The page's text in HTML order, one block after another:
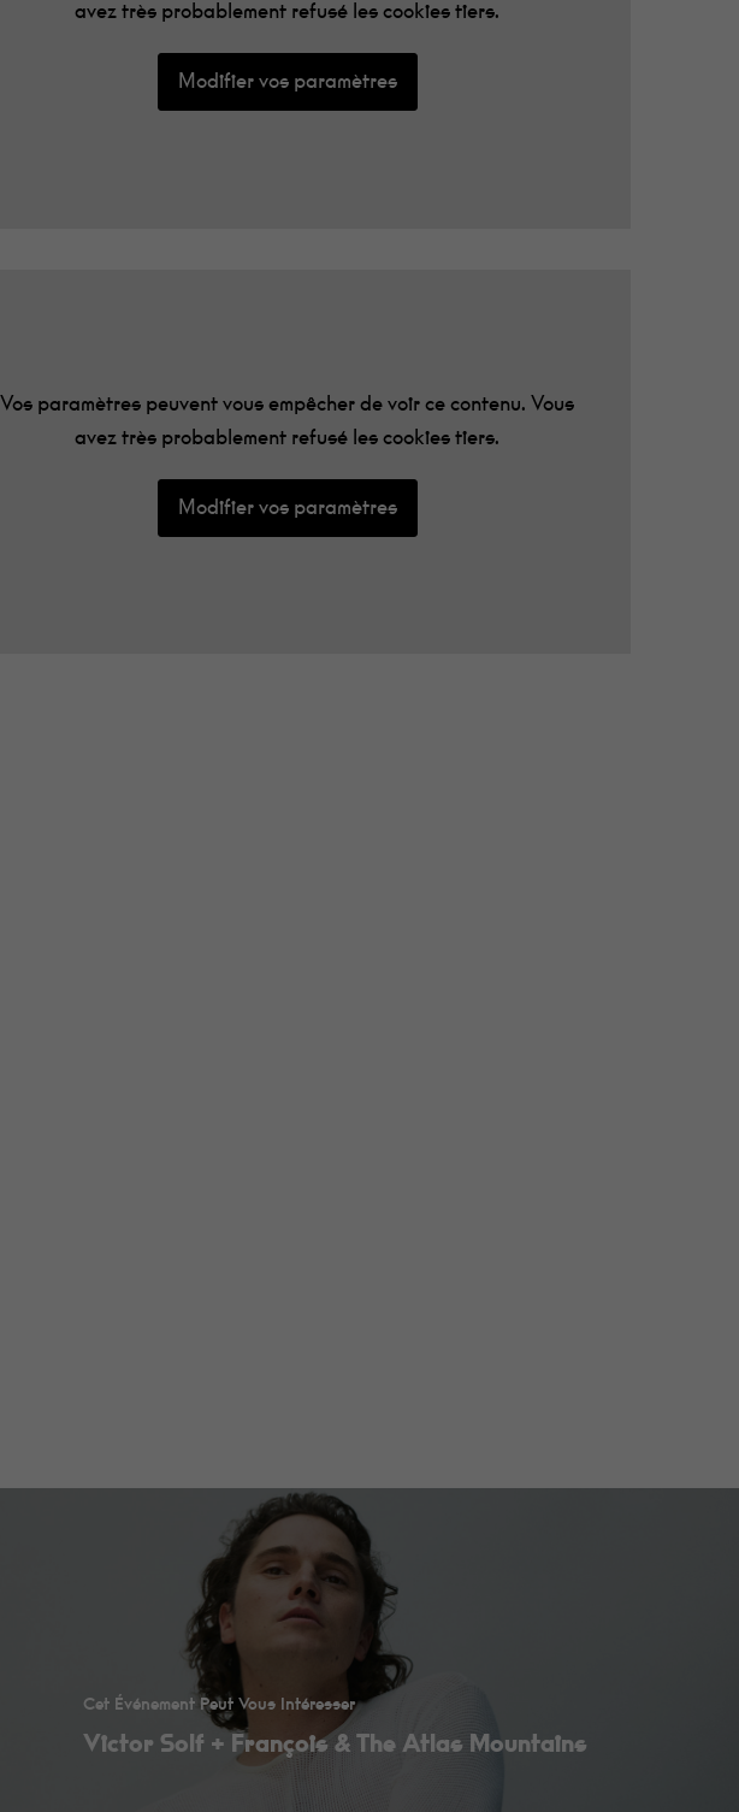
avez très probablement refusé les cookies tiers.
Modifier vos paramètres
Vos paramètres peuvent vous empêcher de voir ce contenu. Vous
avez très probablement refusé les cookies tiers.
Modifier vos paramètres
Cet Événement Peut Vous Intéresser
Victor Solf + François & The Atlas Mountains